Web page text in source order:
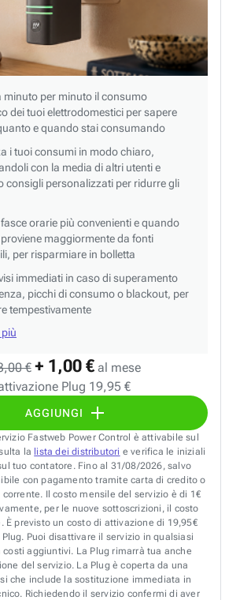
€ + 1,00 € al mese
Plug 19,95 €
AGGIUNGI
minuto per minuto il consumo
dei tuoi elettrodomestici per sapere
e quando stai consumando
i tuoi consumi in modo chiaro,
con la media di altri utenti e
consigli personalizzati per ridurre gli
orarie più convenienti e quando
proviene maggiormente da fonti
per risparmiare in bolletta
immediati in caso di superamento
picchi di consumo o blackout, per
tempestivamente
Fastweb Power Control è attivabile sul
la lista dei distributori e verifica le iniziali
tuo contatore. Fino al 31/08/2026, salvo
con pagamento tramite carta di credito o
Il costo mensile del servizio è di 1€
per le nuove sottoscrizioni, il costo
È previsto un costo di attivazione di 19,95€
Puoi disattivare il servizio in qualsiasi
aggiuntivi. La Plug rimarrà tua anche
del servizio. La Plug è coperta da una
che include la sostituzione immediata in
Richiedendo il servizio confermi di aver